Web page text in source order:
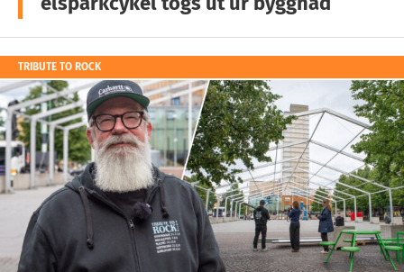
TRIBUTE TO ROCK